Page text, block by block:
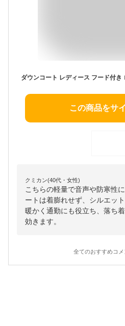
この商品をサ
クミカン(40代・女性)
こちらの軽量で音声や防寒性
ートは着膨れせず、シルエッ
暖かく通勤にも役立ち、落ち
効きます。
全てのおすすめコメ